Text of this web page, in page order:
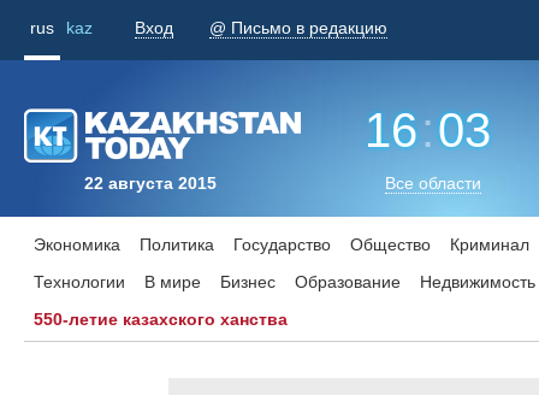
rus kaz Вход @ Письмо в редакцию
22 августа 2015
16:03
Все области
Экономика Политика Государство Общество
Криминал
Технологии
В мире Бизнес Образование
Недвижимость
550-летие казахского ханства